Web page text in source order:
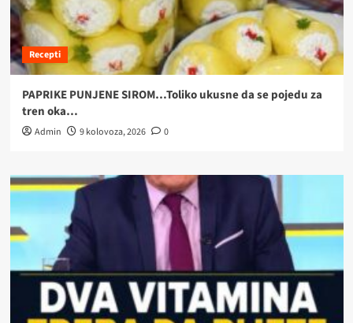
Recepti
PAPRIKE PUNJENE SIROM…Toliko ukusne da se pojedu za
tren oka…
Admin 9 kolovoza, 2026 0